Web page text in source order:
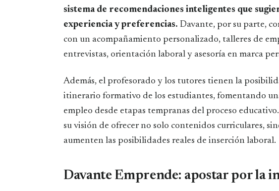
sistema de recomendaciones inteligentes que
experiencia y preferencias. Davante, por su parte,
con un acompañamiento personalizado, talleres de
entrevistas, orientación laboral y asesoría en marca
Además, el profesorado y los tutores tienen la
itinerario formativo de los estudiantes, fomentando
empleo desde etapas tempranas del proceso
su visión de ofrecer no solo contenidos curriculares,
aumenten las posibilidades reales de inserción laboral.
Davante Emprende: apostar por la